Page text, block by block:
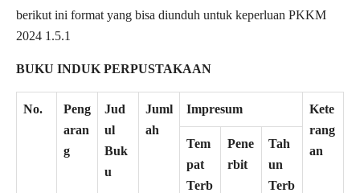
berikut ini format yang bisa diunduh untuk keperluan PKKM
2024 1.5.1
BUKU INDUK PERPUSTAKAAN
No.
Peng
aran
g
Jud
ul
Buk
u
Juml
ah
Impresum
Kete
rang
an
Tem
pat
Terb
Pene
rbit
Tah
un
Terb